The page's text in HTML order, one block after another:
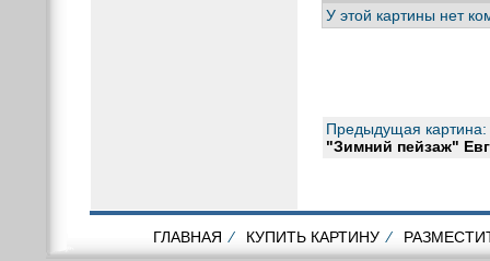
У этой картины нет
Предыдущая картина:
"Зимний пейзаж"
ГЛАВНАЯ ⁄ КУПИТЬ КАРТИНУ ⁄